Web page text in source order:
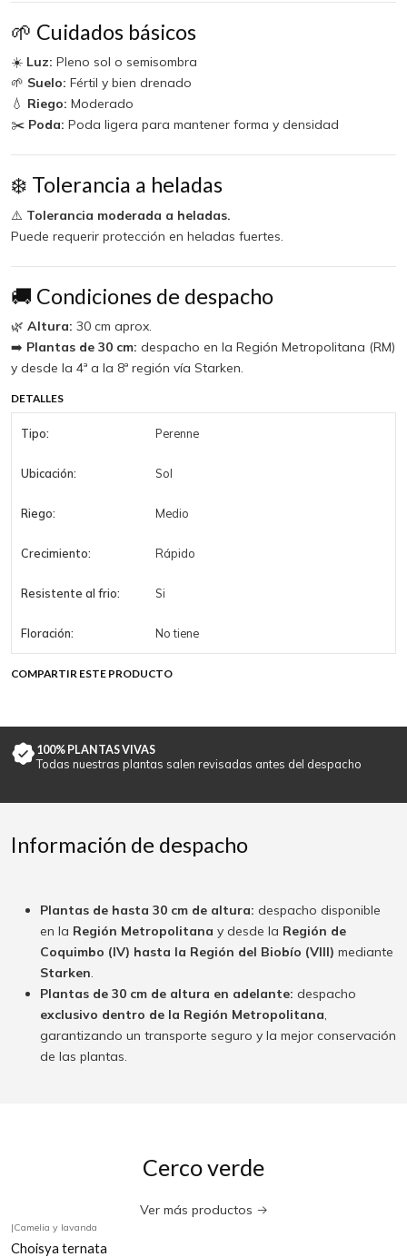
🌱 Cuidados básicos
☀️ Luz: Pleno sol o semisombra
🌱 Suelo: Fértil y bien drenado
💧 Riego: Moderado
✂️ Poda: Poda ligera para mantener forma y densidad
❄️ Tolerancia a heladas
⚠️ Tolerancia moderada a heladas.
Puede requerir protección en heladas fuertes.
🚚 Condiciones de despacho
🌿 Altura: 30 cm aprox.
➡️ Plantas de 30 cm: despacho en la Región Metropolitana (RM)
y desde la 4ª a la 8ª región vía Starken.
DETALLES
Tipo: Perenne
Ubicación: Sol
Riego: Medio
Crecimiento: Rápido
Resistente al frio: Si
Floración: No tiene
COMPARTIR ESTE PRODUCTO
100% PLANTAS VIVAS
Todas nuestras plantas salen revisadas antes del despacho
Información de despacho
Plantas de hasta 30 cm de altura: despacho disponible
en la Región Metropolitana y desde la Región de
Coquimbo (IV) hasta la Región del Biobío (VIII) mediante
Starken.
Plantas de 30 cm de altura en adelante: despacho
exclusivo dentro de la Región Metropolitana,
garantizando un transporte seguro y la mejor conservación
de las plantas.
Cerco verde
Ver más productos
|Camelia y lavanda
Choisya ternata